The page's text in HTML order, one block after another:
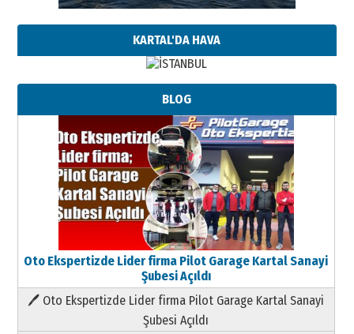
KARTAL'DA HAVA
BLOG
Oto Ekspertizde Lider firma Pilot Garage Kartal Sanayi
Şubesi Açıldı
🖊 Oto Ekspertizde Lider firma Pilot Garage Kartal Sanayi
Şubesi Açıldı